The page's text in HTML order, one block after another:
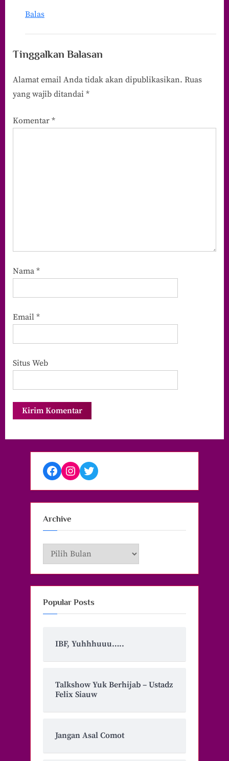
Balas
Tinggalkan Balasan
Alamat email Anda tidak akan dipublikasikan. Ruas
yang wajib ditandai *
Komentar *
Nama *
Email *
Situs Web
Facebook
Instagram
Twitter
Archive
Archive
Popular Posts
IBF, Yuhhhuuu…..
Talkshow Yuk Berhijab – Ustadz
Felix Siauw
Jangan Asal Comot